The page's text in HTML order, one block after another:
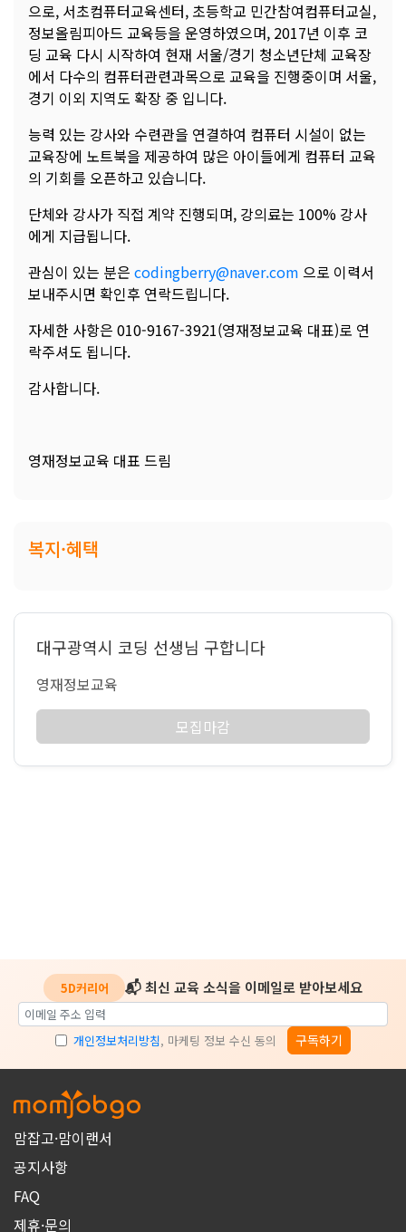
으로, 서초컴퓨터교육센터, 초등학교 민간참여컴퓨터교실,
정보올림피아드 교육등을 운영하였으며, 2017년 이후 코
딩 교육 다시 시작하여 현재 서울/경기 청소년단체 교육장
에서 다수의 컴퓨터관련과목으로 교육을 진행중이며 서울,
경기 이외 지역도 확장 중 입니다.
능력 있는 강사와 수련관을 연결하여 컴퓨터 시설이 없는
교육장에 노트북을 제공하여 많은 아이들에게 컴퓨터 교육
의 기회를 오픈하고 있습니다.
단체와 강사가 직접 계약 진행되며, 강의료는 100% 강사
에게 지급됩니다.
관심이 있는 분은 codingberry@naver.com 으로 이력서
보내주시면 확인후 연락드립니다.
자세한 사항은 010-9167-3921(영재정보교육 대표)로 연
락주셔도 됩니다.
감사합니다.
영재정보교육 대표 드림
복지·혜택
대구광역시 코딩 선생님 구합니다
영재정보교육
모집마감
5D커리어 📬 최신 교육 소식을 이메일로 받아보세요
개인정보처리방침, 마케팅 정보 수신 동의 구독하기
맘잡고·맘이랜서
공지사항
FAQ
제휴·문의